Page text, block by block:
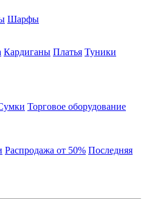
Шарфы
Кардиганы Платья Туники
Торговое оборудование
Распродажа от 50% Последняя